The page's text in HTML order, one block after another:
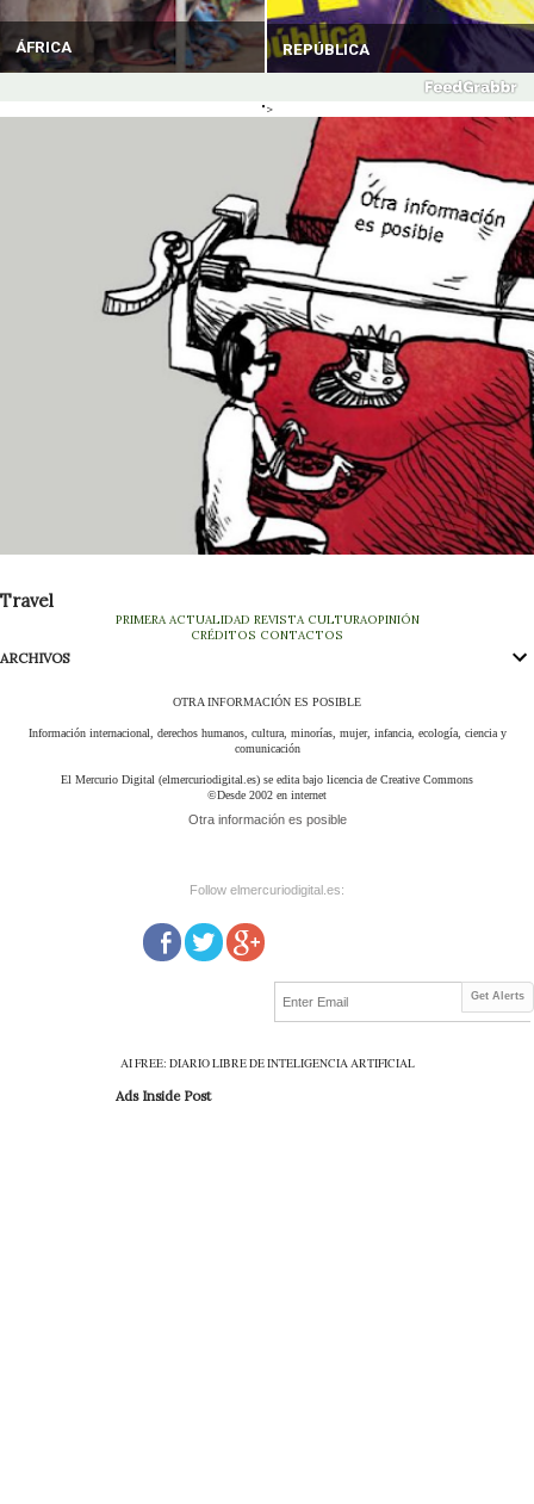
ÁFRICA REPÚBLICA
">
Travel
PRIMERA ACTUALIDAD REVISTA CULTURAOPINIÓN
CRÉDITOS CONTACTOS
ARCHIVOS
OTRA INFORMACIÓN ES POSIBLE
Información internacional, derechos humanos, cultura, minorías, mujer, infancia, ecología, ciencia y
comunicación
El Mercurio Digital (elmercuriodigital.es) se edita bajo licencia de Creative Commons
©Desde 2002 en internet
Otra información es posible
Follow elmercuriodigital.es:
Get Alerts
AI FREE: DIARIO LIBRE DE INTELIGENCIA ARTIFICIAL
Ads Inside Post